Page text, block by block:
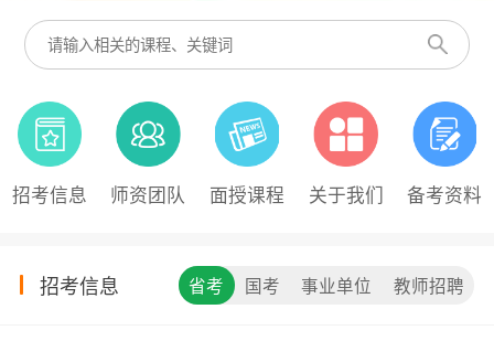
招考信息 师资团队 面授课程 关于我们 备考资料
招考信息 省考 国考 事业单位 教师招聘